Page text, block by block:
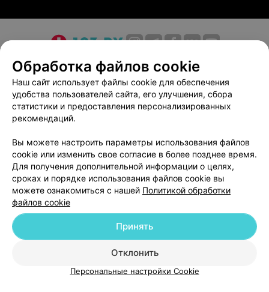
О проекте Новости проекта
Размещение рекламы
Медицинский маркетинг
Публичный договор
Пользовательское соглашение
Способы оплаты
Вакансии
Партнеры
Написать в поддержку
Персональные настройки cookie
Обработка персональных данных
г. Минск, улица Толбухина, 2, пом. 16 | help@103.by
ВЫ ВЛАДЕЛЕЦ?
Обработка файлов cookie
Наш сайт использует файлы cookie для обеспечения
удобства пользователей сайта, его улучшения, сбора
статистики и предоставления персонализированных
рекомендаций.
Вы можете настроить параметры использования файлов
cookie или изменить свое согласие в более позднее время.
Для получения дополнительной информации о целях,
сроках и порядке использования файлов cookie вы
можете ознакомиться с нашей Политикой обработки
файлов cookie
Отклонить
Принять
Персональные настройки Cookie